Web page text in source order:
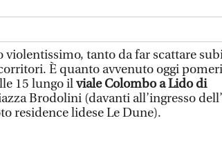
violentissimo, tanto da far scattare
È quanto avvenuto oggi
15 lungo ilviale Colombo a Lido di
Brodolini (davanti all’ingresso
residence lidese Le Dune).